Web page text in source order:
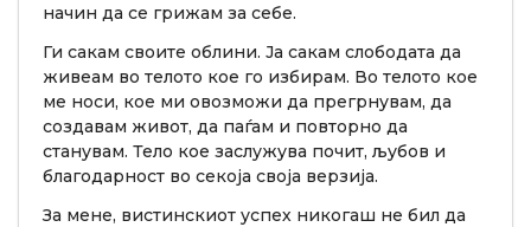
начин да се грижам за себе.
Ги сакам своите облини. Ја сакам слободата да
живеам во телото кое го избирам. Во телото кое
ме носи, кое ми овозможи да прегрнувам, да
создавам живот, да паѓам и повторно да
станувам. Тело кое заслужува почит, љубов и
благодарност во секоја своја верзија.
За мене, вистинскиот успех никогаш не бил да